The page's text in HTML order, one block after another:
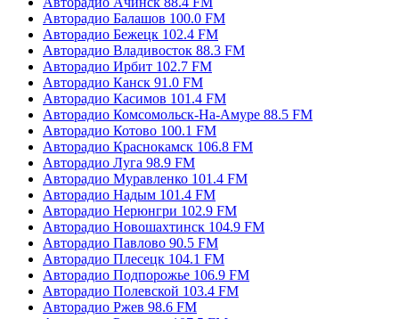
Авторадио Балашов 100.0 FM
Авторадио Бежецк 102.4 FM
Авторадио Владивосток 88.3 FM
Авторадио Ирбит 102.7 FM
Авторадио Канск 91.0 FM
Авторадио Касимов 101.4 FM
Авторадио Комсомольск-На-Амуре 88.5 FM
Авторадио Котово 100.1 FM
Авторадио Краснокамск 106.8 FM
Авторадио Луга 98.9 FM
Авторадио Муравленко 101.4 FM
Авторадио Надым 101.4 FM
Авторадио Нерюнгри 102.9 FM
Авторадио Новошахтинск 104.9 FM
Авторадио Павлово 90.5 FM
Авторадио Плесецк 104.1 FM
Авторадио Подпорожье 106.9 FM
Авторадио Полевской 103.4 FM
Авторадио Ржев 98.6 FM